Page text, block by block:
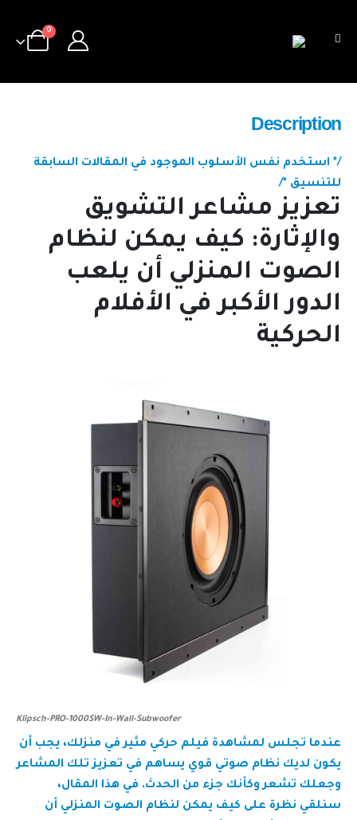
0
Description
/* استخدم نفس الأسلوب الموجود في المقالات السابقة
للتنسيق */
تعزيز مشاعر التشويق
والإثارة: كيف يمكن لنظام
الصوت المنزلي أن يلعب
الدور الأكبر في الأفلام
الحركية
Klipsch-PRO-1000SW-In-Wall-Subwoofer
عندما تجلس لمشاهدة فيلم حركي مثير في منزلك، يجب أن
يكون لديك نظام صوتي قوي يساهم في تعزيز تلك المشاعر
وجعلك تشعر وكأنك جزء من الحدث. في هذا المقال،
سنلقي نظرة على كيف يمكن لنظام الصوت المنزلي أن